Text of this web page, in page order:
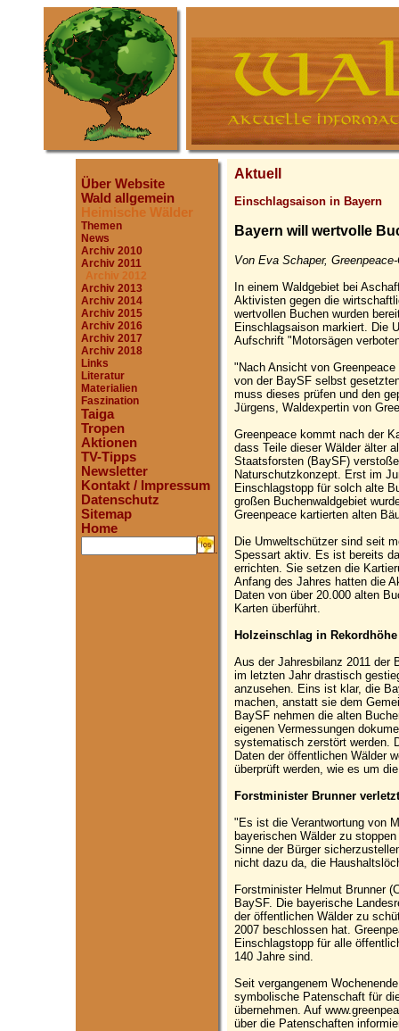
Über Website
Wald allgemein
Heimische Wälder
Themen
News
Archiv 2010
Archiv 2011
Archiv 2012
Archiv 2013
Archiv 2014
Archiv 2015
Archiv 2016
Archiv 2017
Archiv 2018
Links
Literatur
Materialien
Faszination
Taiga
Tropen
Aktionen
TV-Tipps
Newsletter
Kontakt / Impressum
Datenschutz
Sitemap
Home
.
Aktuell
Einschlagsaison in Bayern
Bayern will wertvolle
Von Eva Schaper,
In einem Waldgebiet bei
Aktivisten gegen die
wertvollen Buchen wurden
Einschlagsaison markiert. Die
Aufschrift "Motorsägen
"Nach Ansicht von
von der BaySF selbst
muss dieses prüfen und den
Jürgens, Waldexpertin von
Greenpeace kommt nach der
dass Teile dieser Wälder älter
Staatsforsten (BaySF)
Naturschutzkonzept. Erst im
Einschlagstopp für solch alte
großen Buchenwaldgebiet
Greenpeace kartierten alten
Die Umweltschützer sind seit
Spessart aktiv. Es ist bereits
errichten. Sie setzen die
Anfang des Jahres hatten die
Daten von über 20.000 alten
Karten überführt.
Holzeinschlag in Rekordhöhe
Aus der Jahresbilanz 2011 der
im letzten Jahr drastisch
anzusehen. Eins ist klar, die
machen, anstatt sie dem
BaySF nehmen die alten
eigenen Vermessungen
systematisch zerstört werden.
Daten der öffentlichen Wälder
überprüft werden, wie es um
Forstminister Brunner
"Es ist die Verantwortung von
bayerischen Wälder zu
Sinne der Bürger
nicht dazu da, die
Forstminister Helmut Brunner
BaySF. Die bayerische
der öffentlichen Wälder zu
2007 beschlossen hat.
Einschlagstopp für alle
140 Jahre sind.
Seit vergangenem
symbolische Patenschaft für
übernehmen. Auf
über die Patenschaften